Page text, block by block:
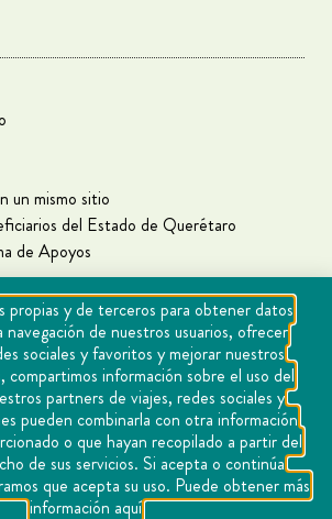
un mismo sitio
del Estado de Querétaro
de Apoyos
Querétaro Travel 2021 | v 1.1
Cookies
propias y de terceros para obtener datos
de nuestros usuarios, ofrecer
sociales y favoritos y mejorar nuestros
compartimos información sobre el uso del
partners de viajes, redes sociales y
pueden combinarla con otra información
o que hayan recopilado a partir del
de sus servicios. Si acepta o continúa
que acepta su uso. Puede obtener más
información aquí